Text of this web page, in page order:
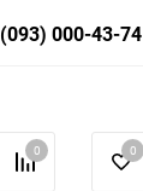
(093) 000-43-74
0 0